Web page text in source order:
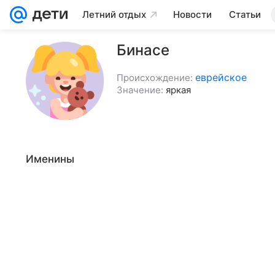
Летний отдых Новости Статьи
Бинасе
Происхождение: еврейское
Значение: яркая
Именины